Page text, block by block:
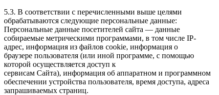
5.3. В соответствии с перечисленными выше целями
обрабатываются следующие персональные данные:
Персональные данные посетителей сайта — данные
собираемые метрическими программами, в том числе IP-
адрес, информация из файлов cookie, информация о
браузере пользователя (или иной программе, с помощью
которой осуществляется доступ к
сервисам Сайта), информация об аппаратном и программном
обеспечении устройства пользователя, время доступа, адреса
запрашиваемых страниц.